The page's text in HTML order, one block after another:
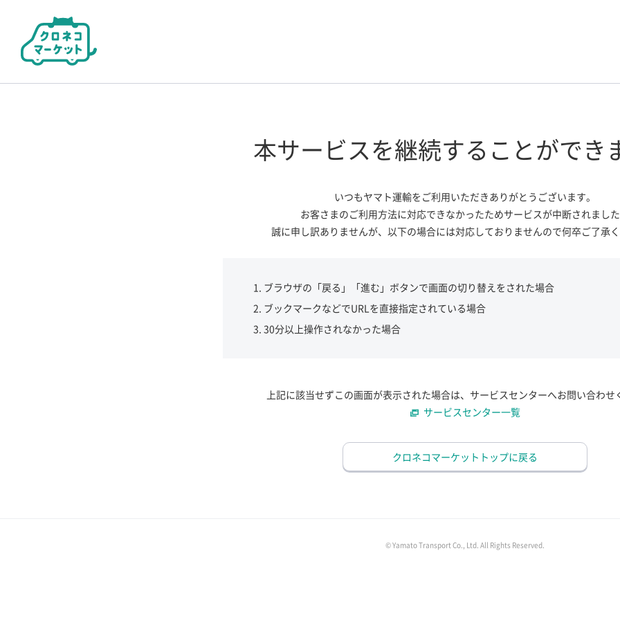
本サービスを継続する ことができ
いつもヤマト運輸をご利用いただきありがとうございます。
お客さまのご利用方法に対応できなかったためサービスが中断されました
誠に申し訳ありませんが、 以下の場合には対応しておりませんので何卒ご了承く
ブラウザの「戻る」「進む」ボタンで画面の切り替えをされた場合
ブックマークなどでURLを直接指定されている場合
30分以上操作されなかった場合
上記に該当せずこの画面が表示された場合は、サービスセンターへお問い合わせ
サービスセンター一覧
クロネコマーケットトップに戻る
© Yamato Transport Co., Ltd. All Rights Reserved.